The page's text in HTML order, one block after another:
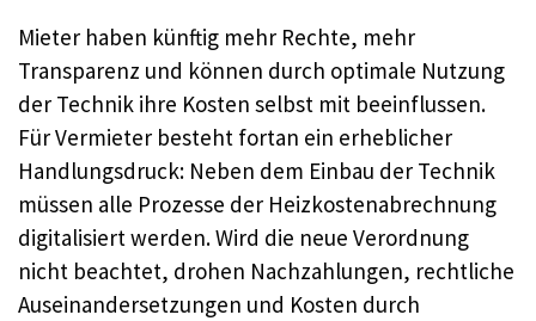
Mieter haben künftig mehr Rechte, mehr
Transparenz und können durch optimale Nutzung
der Technik ihre Kosten selbst mit beeinflussen.
Für Vermieter besteht fortan ein erheblicher
Handlungsdruck: Neben dem Einbau der Technik
müssen alle Prozesse der Heizkostenabrechnung
digitalisiert werden. Wird die neue Verordnung
nicht beachtet, drohen Nachzahlungen, rechtliche
Auseinandersetzungen und Kosten durch